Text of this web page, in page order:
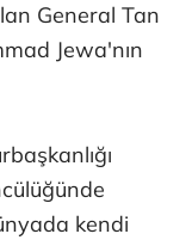
General Tan
Jewa'nın
kendi